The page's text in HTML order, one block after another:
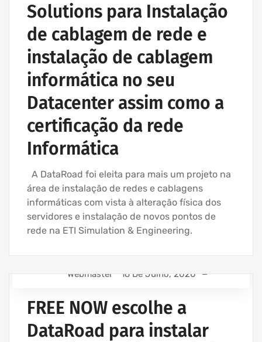
Solutions para Instalação
de cablagem de rede e
instalação de cablagem
informática no seu
Datacenter assim como a
certificação da rede
Informática
A DataRoad foi eleita para mais um projeto na
área de instalação de redes e cablagens
informáticas com vista à alteração física dos
servidores e instalação de novos pontos de
rede na ETI Simulation & Engineering.
PARA EMPRESAS
INSTALAÇÃO CABLAGEM DE REDE
INSTALAÇÃO DE REDES WIRELESS EMPRESAS
Webmaster 16 De Julho, 2020
FREE NOW escolhe a
DataRoad para instalar